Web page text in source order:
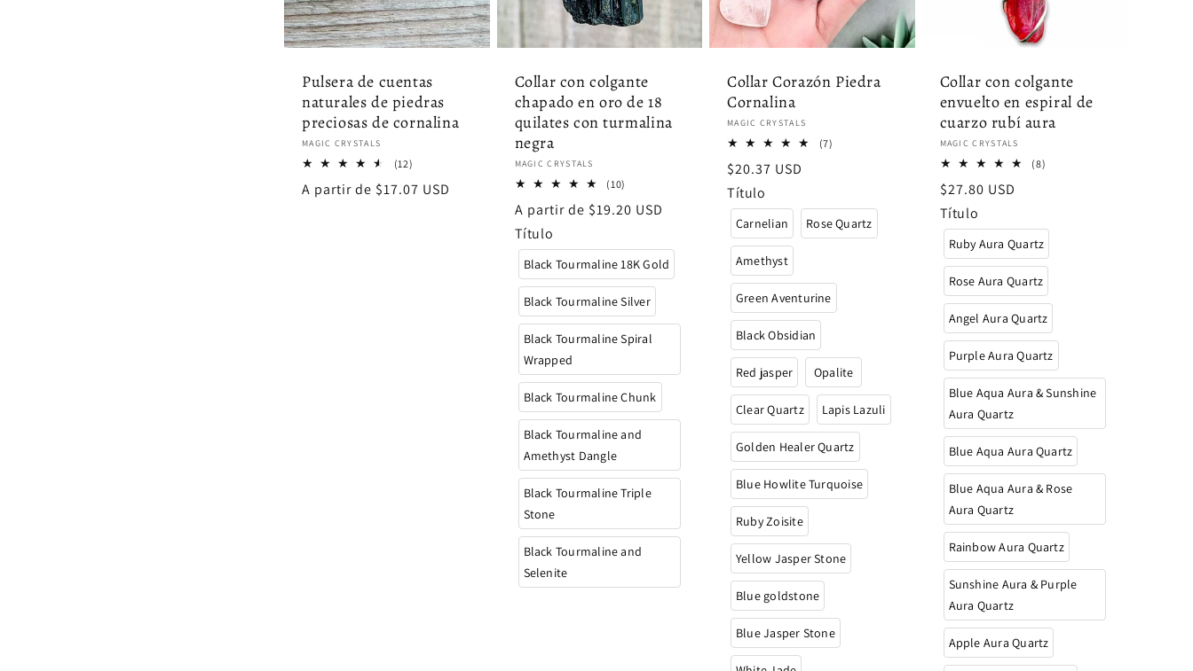
Pulsera de cuentas
naturales de piedras
preciosas de cornalina
Proveedor:
MAGIC CRYSTALS
(12)
totales
Precio
A partir de $17.07 USD
Collar con colgante
chapado en oro de 18
quilates con turmalina
negra
Proveedor:
MAGIC CRYSTALS
(10)
totales
Precio
habitual
A partir de $19.20 USD
Título
Black Tourmaline 18K Gold
Black Tourmaline Silver
Black Tourmaline Spiral
Wrapped
Black Tourmaline Chunk
Black Tourmaline and
Amethyst Dangle
Black Tourmaline Triple
Stone
Black Tourmaline and
Selenite
Collar Corazón Piedra
Cornalina
Proveedor:
MAGIC CRYSTALS
(7)
Precio
habitual
$20.37 USD
Título
Carnelian Rose Quartz
Amethyst
Green Aventurine
Black Obsidian
Red jasper Opalite
Clear Quartz Lapis Lazuli
Golden Healer Quartz
Blue Howlite Turquoise
Ruby Zoisite
Yellow Jasper Stone
Blue goldstone
Blue Jasper Stone
Collar con colgante
envuelto en espiral de
cuarzo rubí aura
Proveedor:
MAGIC CRYSTALS
(8)
Precio
habitual
$27.80 USD
Título
Ruby Aura Quartz
Rose Aura Quartz
Angel Aura Quartz
Purple Aura Quartz
Blue Aqua Aura & Sunshine
Aura Quartz
Blue Aqua Aura Quartz
Blue Aqua Aura & Rose
Aura Quartz
Rainbow Aura Quartz
Sunshine Aura & Purple
Aura Quartz
Apple Aura Quartz